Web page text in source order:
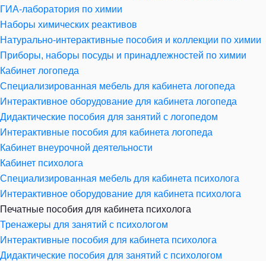
ГИА-лаборатория по химии
Наборы химических реактивов
Натурально-интерактивные пособия и коллекции по химии
Приборы, наборы посуды и принадлежностей по химии
Кабинет логопеда
Специализированная мебель для кабинета логопеда
Интерактивное оборудование для кабинета логопеда
Дидактические пособия для занятий с логопедом
Интерактивные пособия для кабинета логопеда
Кабинет внеурочной деятельности
Кабинет психолога
Специализированная мебель для кабинета психолога
Интерактивное оборудование для кабинета психолога
Печатные пособия для кабинета психолога
Тренажеры для занятий с психологом
Интерактивные пособия для кабинета психолога
Дидактические пособия для занятий с психологом